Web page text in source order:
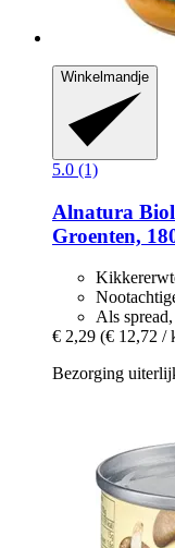
Winkelmandje
5.0 (1)
Alnatura
Groenten,
Als
€ 2,29 (€ 12,72 /
Bezorging